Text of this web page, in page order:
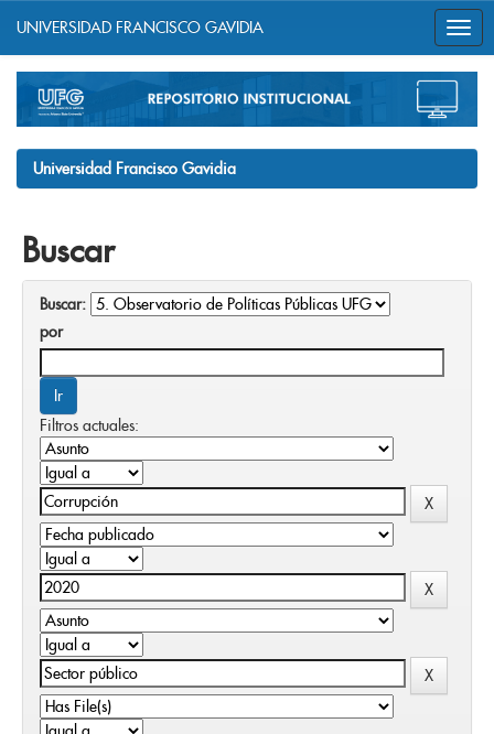
navigation
UNIVERSIDAD FRANCISCO GAVIDIA
Universidad Francisco Gavidia
Buscar
Buscar:
por
Filtros actuales: